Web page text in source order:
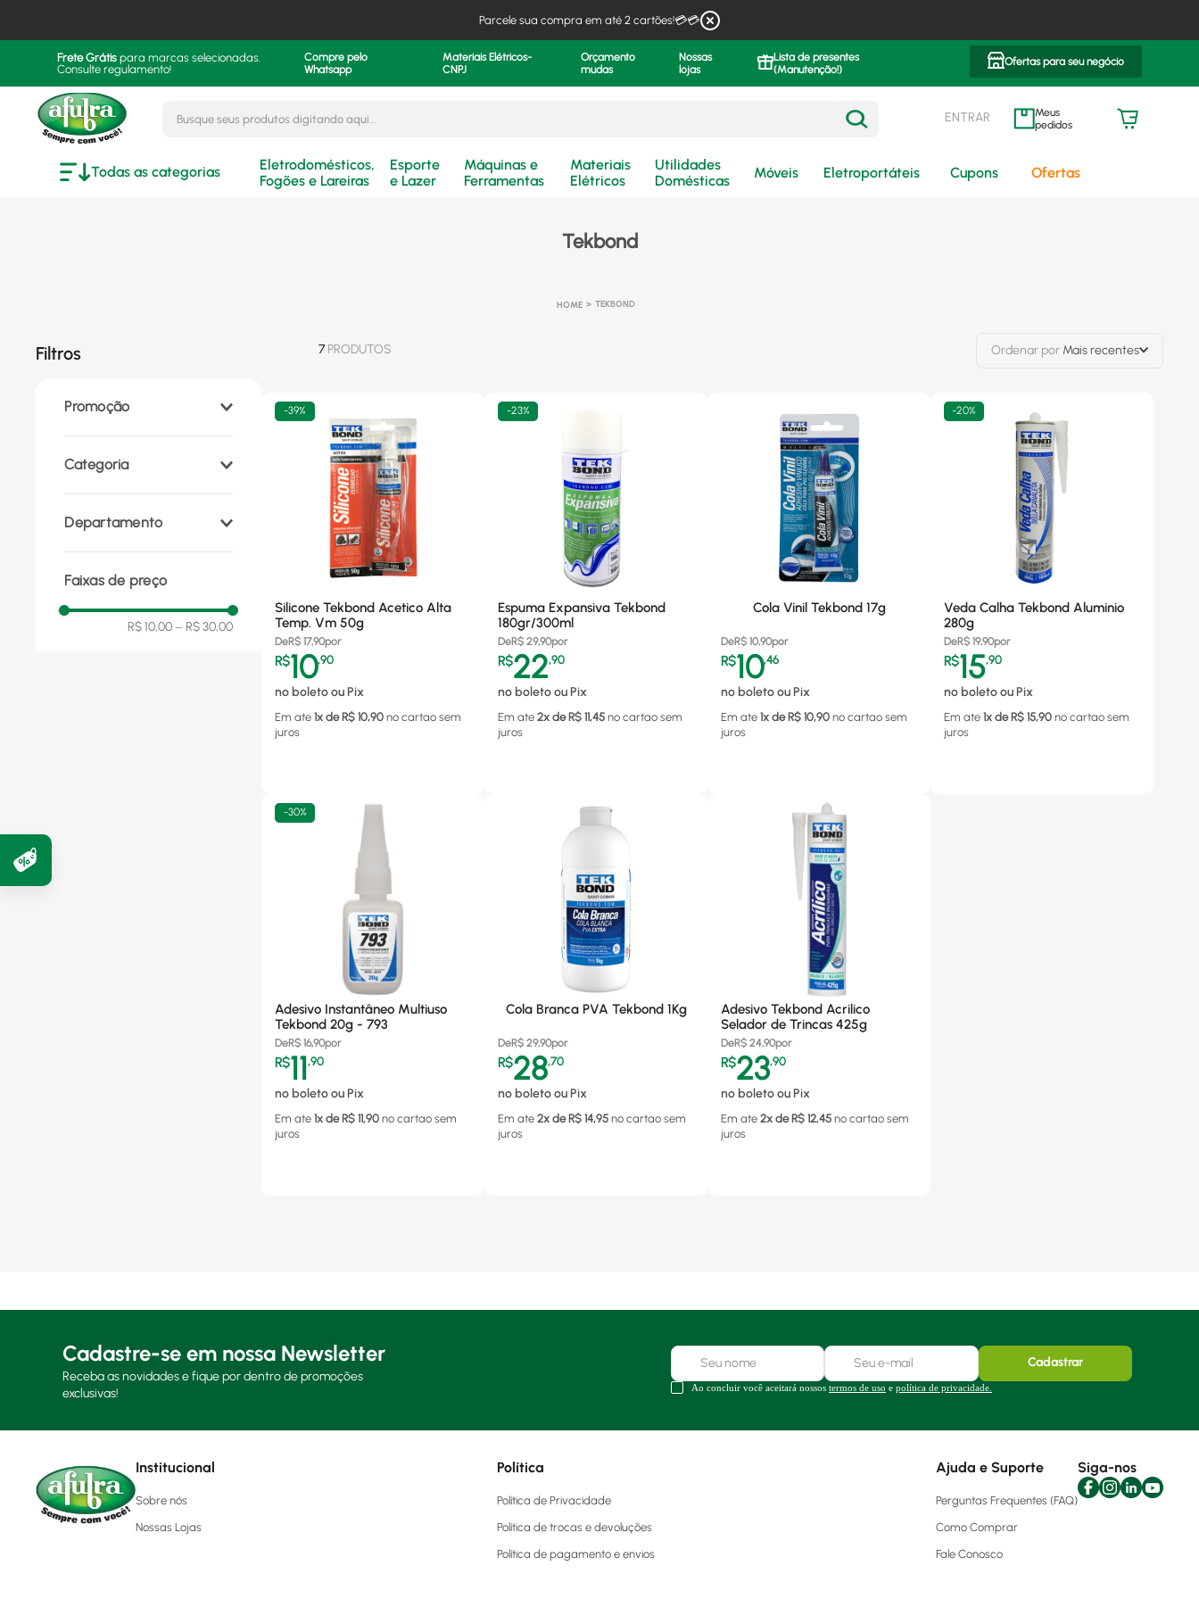
Parcele sua compra em até 2 cartões!💳💳
Frete Grátis para marcas selecionadas.
Consulte regulamento!
Compre pelo
Whatsapp
Materiais Elétricos-
CNPJ
Orçamento
mudas
Nossas
lojas
Lista de presentes
(Manutenção!)
Ofertas para seu negócio
ENTRAR meus pedidos
Todas as categorias
Eletrodomésticos,
Fogões e Lareiras
Esporte
e Lazer
Máquinas e
Ferramentas
Materiais
Elétricos
Utilidades
Domésticas
Móveis Eletroportáteis Cupons Ofertas
Tekbond
TEKBOND
Filtros
Promoção
Categoria
selantes (6)
Departamento
Faixas de preço
R$ 10,00 – R$ 30,00
7PRODUTOS Ordenar por Mais recentes
-39%
Silicone Tekbond Acetico Alta
Temp. Vm 50g
DeR$ 17,90por
R$10,90
no boleto ou Pix
Em ate 1x de R$ 10,90 no cartao sem
juros
-23%
Espuma Expansiva Tekbond
180gr/300ml
DeR$ 29,90por
R$22,90
no boleto ou Pix
Em ate 2x de R$ 11,45 no cartao sem
juros
Cola Vinil Tekbond 17g
DeR$ 10,90por
R$10,46
no boleto ou Pix
Em ate 1x de R$ 10,90 no cartao sem
juros
-20%
Veda Calha Tekbond Aluminio
280g
DeR$ 19,90por
R$15,90
no boleto ou Pix
Em ate 1x de R$ 15,90 no cartao sem
juros
-30%
Adesivo Instantâneo Multiuso
Tekbond 20g - 793
DeR$ 16,90por
R$11,90
no boleto ou Pix
Em ate 1x de R$ 11,90 no cartao sem
juros
Cola Branca PVA Tekbond 1Kg
DeR$ 29,90por
R$28,70
no boleto ou Pix
Em ate 2x de R$ 14,95 no cartao sem
juros
Adesivo Tekbond Acrilico
Selador de Trincas 425g
DeR$ 24,90por
R$23,90
no boleto ou Pix
Em ate 2x de R$ 12,45 no cartao sem
juros
Cadastre-se em nossa Newsletter
Receba as novidades e fique por dentro de promoções
exclusivas!
Cadastrar
Ao concluir você aceitará nossos termos de uso e política de privacidade.
Institucional
Sobre nós
Nossas Lojas
Política
Política de Privacidade
Política de trocas e devoluções
Política de pagamento e envios
Ajuda e Suporte
Perguntas Frequentes (FAQ)
Como Comprar
Fale Conosco
Siga-nos